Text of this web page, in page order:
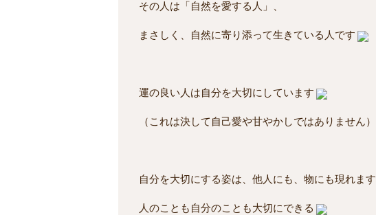
その人は「自然を愛する人」、
まさしく、自然に寄り添って生きている人です
運の良い人は自分を大切にしています
（これは決して自己愛や甘やかしではありません）
自分を大切にする姿は、他人にも、物にも現れます
人のことも自分のことも大切にできる